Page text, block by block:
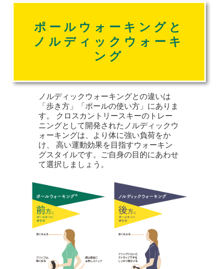
ポールウォーキングと
ノルディックウォーキ
ング
ノルディックウォーキングとの違いは
「歩き方」「ポールの使い方」にありま
す。 クロスカントリースキーのトレー
ニングとして開発されたノルディックウ
ォーキングは、より体に強い負荷をか
け、 高い運動効果を目指すウォーキン
グスタイルです。ご自身の目的にあわせ
て選択しましょう。